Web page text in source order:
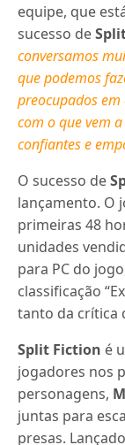
equipe, que
sucesso de
conversamos
que podemos
preocupados
com o que vem
confiantes e
O sucesso de
lançamento. O
primeiras 48
unidades
para PC do
classificação
tanto da crítica
Split Fiction é
jogadores nos
personagens,
juntas para
presas.